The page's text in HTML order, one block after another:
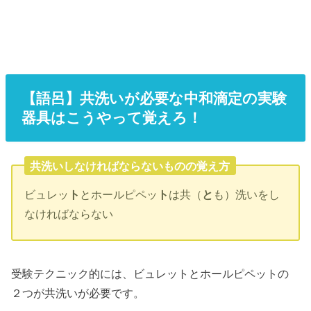
【語呂】共洗いが必要な中和滴定の実験
器具はこうやって覚えろ！
共洗いしなければならないものの覚え方
ビュレッ ト とホールピペッ ト は共（ と も）洗いをし
なければならない
受験テクニック的には、ビュレットとホールピペットの
２つが共洗いが必要です。